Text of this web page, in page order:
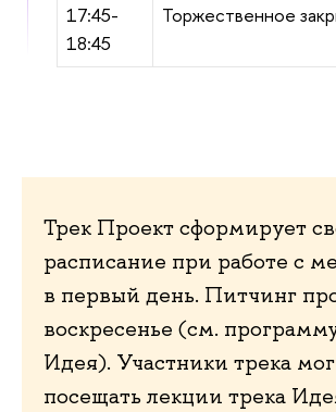
17:45-
18:45
Торжественное
Трек Проект сформирует
расписание при работе с
в первый день. Питчинг
воскресенье (см.
Идея). Участники трека
посещать лекции трека